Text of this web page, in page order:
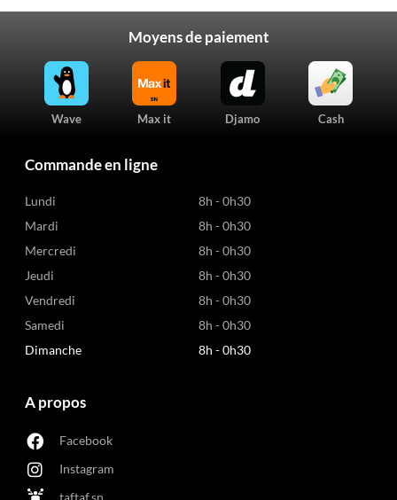
Moyens de paiement
Wave Max it Djamo Cash
Commande en ligne
Lundi
8h - 0h30
Mardi
8h - 0h30
Mercredi
8h - 0h30
Jeudi
8h - 0h30
Vendredi
8h - 0h30
Samedi
8h - 0h30
Dimanche
8h - 0h30
A propos
Facebook
Instagram
taftaf.sn